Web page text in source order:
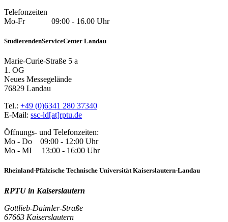
Telefonzeiten
Mo-Fr 09:00 - 16.00 Uhr
StudierendenServiceCenter Landau
Marie-Curie-Straße 5 a
1. OG
Neues Messegelände
76829 Landau
Tel.: +49 (0)6341 280 37340
E-Mail: ssc-ld[at]rptu.de
Öffnungs- und Telefonzeiten:
Mo - Do 09:00 - 12:00 Uhr
Mo - MI 13:00 - 16:00 Uhr
Rheinland-Pfälzische Technische Universität Kaiserslautern-Landau
RPTU in Kaiserslautern
Gottlieb-Daimler-Straße
67663 Kaiserslautern